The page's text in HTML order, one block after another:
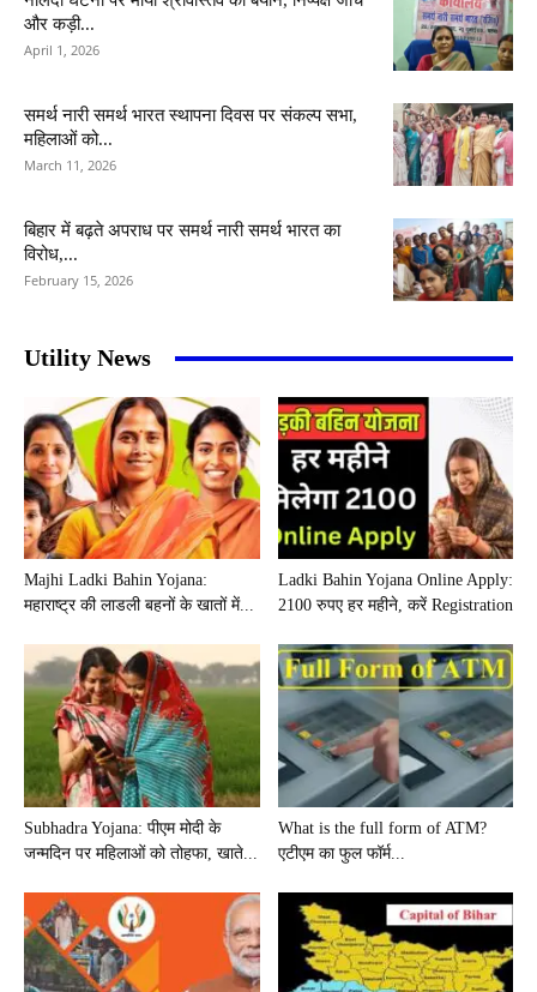
और कड़ी...
April 1, 2026
समर्थ नारी समर्थ भारत स्थापना दिवस पर संकल्प सभा,
महिलाओं को...
March 11, 2026
बिहार में बढ़ते अपराध पर समर्थ नारी समर्थ भारत का
विरोध,...
February 15, 2026
Utility News
Majhi Ladki Bahin Yojana:
महाराष्ट्र की लाडली बहनों के खातों में...
Ladki Bahin Yojana Online Apply:
2100 रुपए हर महीने, करें Registration
Subhadra Yojana: पीएम मोदी के
जन्मदिन पर महिलाओं को तोहफा, खाते...
What is the full form of ATM?
एटीएम का फुल फॉर्म...